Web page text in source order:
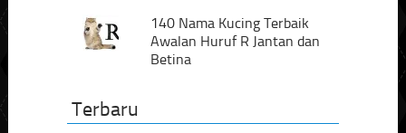
140 Nama Kucing Terbaik
Awalan Huruf R Jantan dan
Betina
Terbaru